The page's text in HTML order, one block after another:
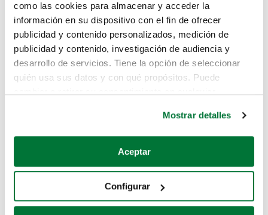
como las cookies para almacenar y acceder la
información en su dispositivo con el fin de ofrecer
publicidad y contenido personalizados, medición de
publicidad y contenido, investigación de audiencia y
desarrollo de servicios. Tiene la opción de seleccionar
quién usa sus datos y con qué propósitos. Puede
Si lo permite, también quisiéramos:
Recopilar información sobre su ubicación geográfica
Identificar su dispositivo analizándolo activamente
para buscar características específicas (huellas
Mostrar detalles
Aceptar
Configurar
Lo sentimos, no sabemos como
te hemos traido hasta aquí.
Pero puedes encontrar el coche que estás
buscando en alguno de estos enlaces:
Coches de segunda mano
Coches de km0